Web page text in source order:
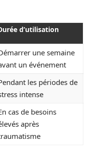
d’utilisation
une semaine
un événement
les périodes de
intense
cas de besoins
après